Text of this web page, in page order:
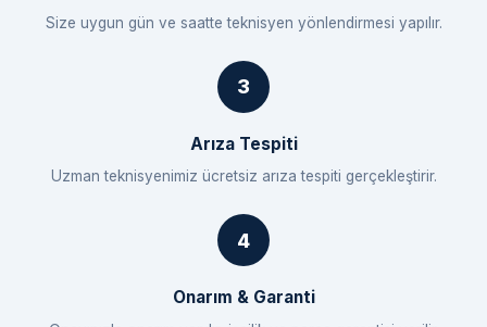
Size uygun gün ve saatte teknisyen yönlendirmesi yapılır.
Arıza Tespiti
Uzman teknisyenimiz ücretsiz arıza tespiti gerçekleştirir.
Onarım & Garanti